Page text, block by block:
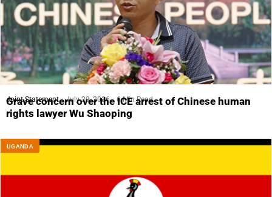
Joint Statement July 29, 2026 6 Min Read
Grave concern over the ICE arrest of Chinese human
rights lawyer Wu Shaoping
UGANDA